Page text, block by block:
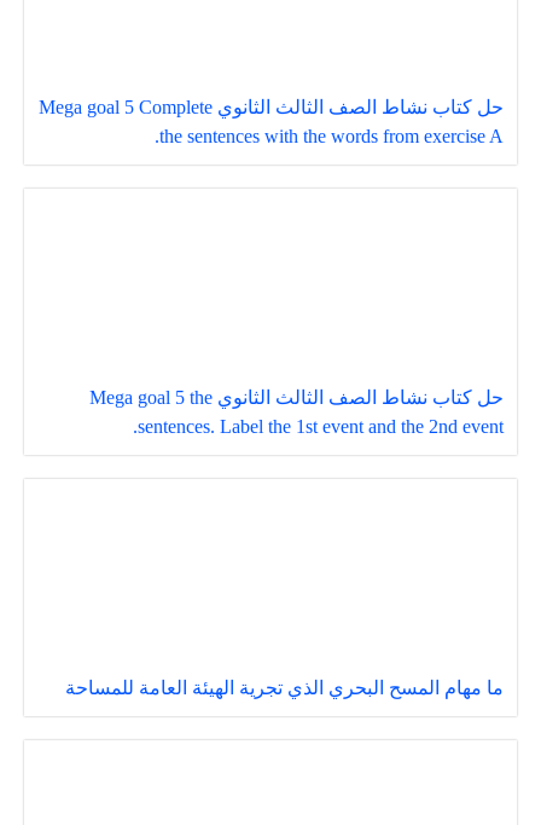
حل كتاب نشاط الصف الثالث الثانوي Mega goal 5 Complete
the sentences with the words from exercise A.
حل كتاب نشاط الصف الثالث الثانوي Mega goal 5 the
sentences. Label the 1st event and the 2nd event.
ما مهام المسح البحري الذي تجرية الهيئة العامة للمساحة